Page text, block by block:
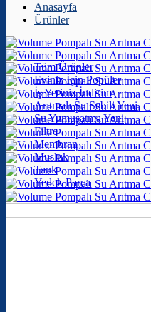
Anasayfa
Ürünler
Tüm Ürünler
Eviniz İçin
İş Yeriniz
Arıtmalı Su Sebili
Su Yumuşatma
Filtre
Membran
Musluk
Tank
Yedek Parça